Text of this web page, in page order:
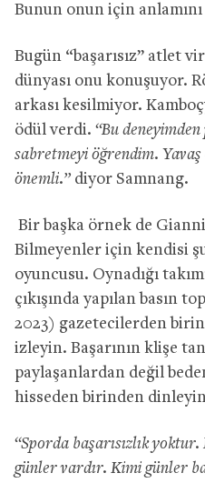
Bunun onun için
Bugün “başarısız” atlet
dünyası onu konuşuyor.
arkası kesilmiyor.
ödül verdi. “Bu
sabretmeyi öğrendim.
önemli.” diyor Samnang.
Bir başka örnek de
Bilmeyenler için kendisi
oyuncusu. Oynadığı
çıkışında yapılan basın
2023) gazetecilerden
izleyin. Başarının klişe
paylaşanlardan değil
hisseden birinden
“Sporda başarısızlık
günler vardır. Kimi günler